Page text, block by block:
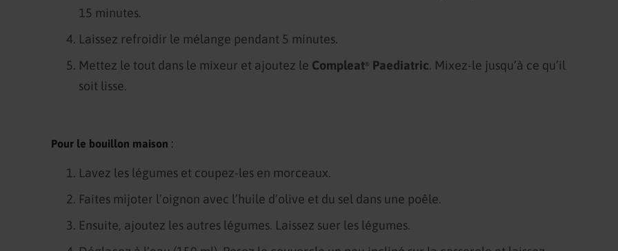
15 minutes.
Laissez refroidir le mélange pendant 5 minutes.
Mettez le tout dans le mixeur et ajoutez le Compleat® Paediatric. Mixez-le jusqu’à ce qu’il
soit lisse.
Pour le bouillon maison :
Lavez les légumes et coupez-les en morceaux.
Faites mijoter l’oignon avec l’huile d’olive et du sel dans une poêle.
Ensuite, ajoutez les autres légumes. Laissez suer les légumes.